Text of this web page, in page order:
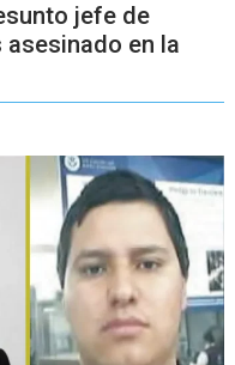
jefe de
en la